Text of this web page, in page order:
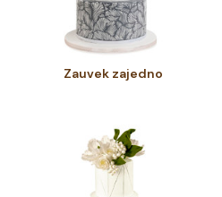
Zauvek zajedno